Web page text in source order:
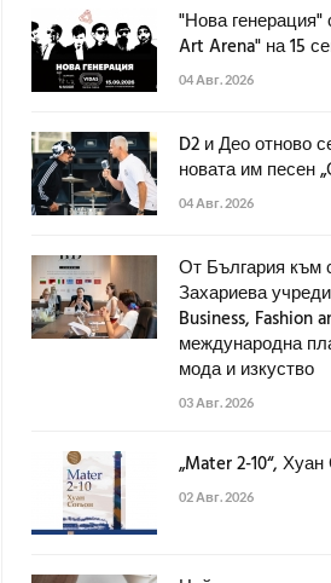
"Нова генерация"
Art Arena" на 15
04 Авг. 2026
D2 и Део отново
новата им песен
04 Авг. 2026
От България към
Захариева
Business, Fashion
международна
мода и изкуство
03 Авг. 2026
„Mater 2-10“,
02 Авг. 2026